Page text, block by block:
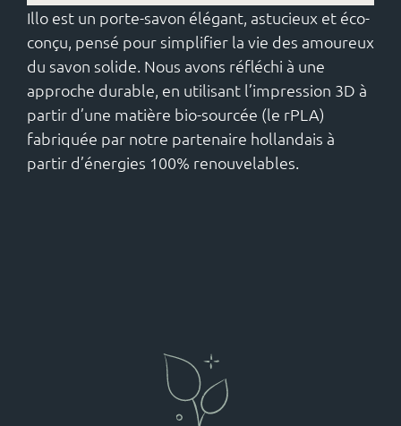
Illo est un porte-savon élégant, astucieux et éco-
conçu, pensé pour simplifier la vie des amoureux
du savon solide. Nous avons réfléchi à une
approche durable, en utilisant l’impression 3D à
partir d’une matière bio-sourcée (le rPLA)
fabriquée par notre partenaire hollandais à
partir d’énergies 100% renouvelables.